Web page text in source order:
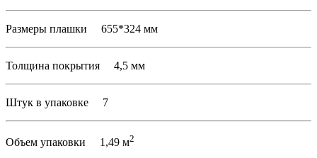
Размеры плашки 655*324 мм
Толщина покрытия 4,5 мм
Штук в упаковке 7
Объем упаковки 1,49 м2